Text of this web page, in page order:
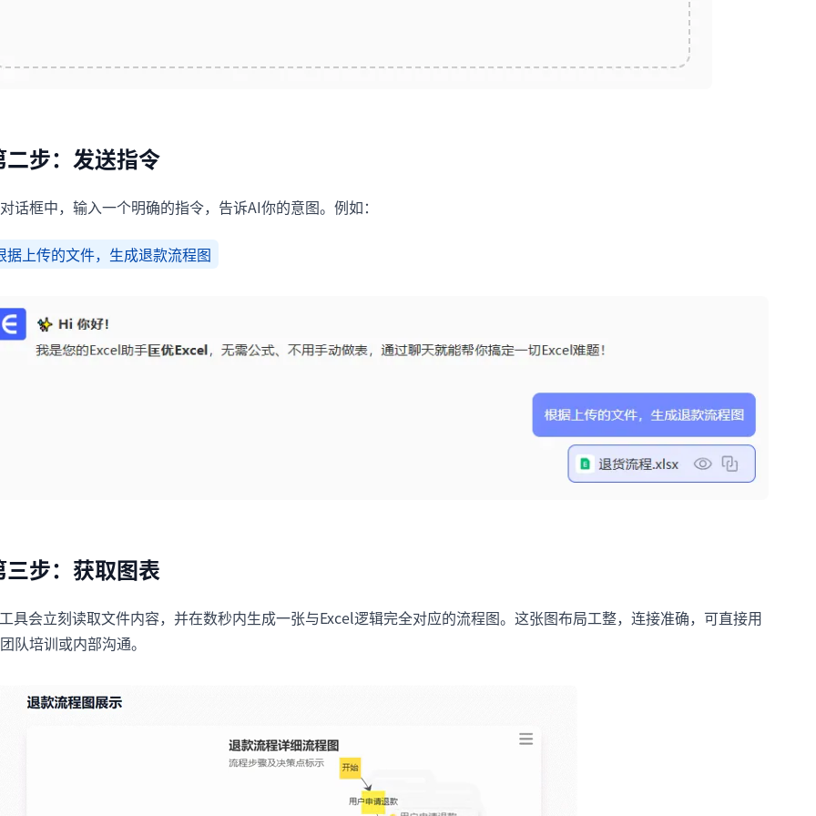
二步：发送指令
话框中，输入一个明确的指令，告诉AI你的意图。例如：
据上传的文件，生成退款流程图
三步：获取图表
具会立刻读取文件内容，并在数秒内生成一张与Excel逻辑完全对应的流程图。这张图布局工整，连接准确，可直接用
队培训或内部沟通。